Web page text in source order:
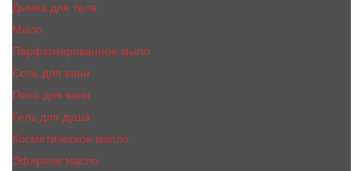
Дымка для тела
Мыло
Парфюмированное мыло
Соль для ванн
Пена для ванн
Гель для душа
Косметическое масло
Эфирное масло